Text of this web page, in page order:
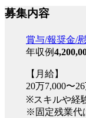
募集内容
賞与/報奨金/
年収例
【月給】
20万7,000〜
※スキルや経
※固定残業代